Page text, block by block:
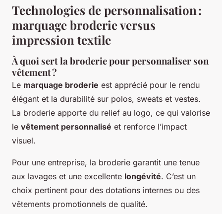
Technologies de personnalisation :
marquage broderie versus
impression textile
À quoi sert la broderie pour personnaliser son
vêtement ?
Le marquage broderie est apprécié pour le rendu
élégant et la durabilité sur polos, sweats et vestes.
La broderie apporte du relief au logo, ce qui valorise
le vêtement personnalisé et renforce l’impact
visuel.
Pour une entreprise, la broderie garantit une tenue
aux lavages et une excellente longévité. C’est un
choix pertinent pour des dotations internes ou des
vêtements promotionnels de qualité.